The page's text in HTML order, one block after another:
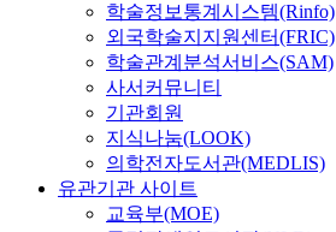
학술정보통계시스템(Rinfo)
외국학술지지원센터(FRIC)
학술관계분석서비스(SAM)
사서커뮤니티
기관회원
지식나눔(LOOK)
의학전자도서관(MEDLIS)
유관기관 사이트
교육부(MOE)